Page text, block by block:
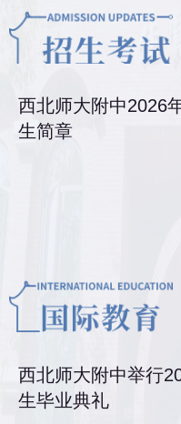
西北师大附中2026
生简章
西北师大附中举行
生毕业典礼